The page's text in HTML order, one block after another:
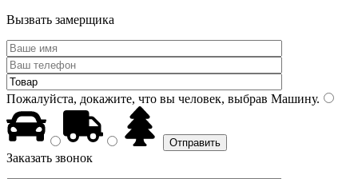
Вызвать замерщика
Пожалуйста, докажите, что вы человек, выбрав Машину.
Заказать звонок